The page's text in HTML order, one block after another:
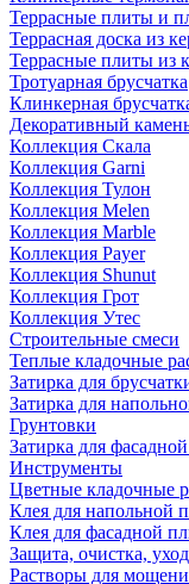
Террасные плиты и
Террасная доска из
Террасные плиты из
Тротуарная брусчатка
Клинкерная
Декоративный
Коллекция Скала
Коллекция Garni
Коллекция Тулон
Коллекция Melen
Коллекция Marble
Коллекция Payer
Коллекция Shunut
Коллекция Грот
Коллекция Утес
Строительные смеси
Теплые кладочные
Затирка для
Затирка для
Грунтовки
Затирка для
Инструменты
Цветные кладочные
Клея для напольной
Клея для фасадной
Защита, очистка, уход
Растворы для